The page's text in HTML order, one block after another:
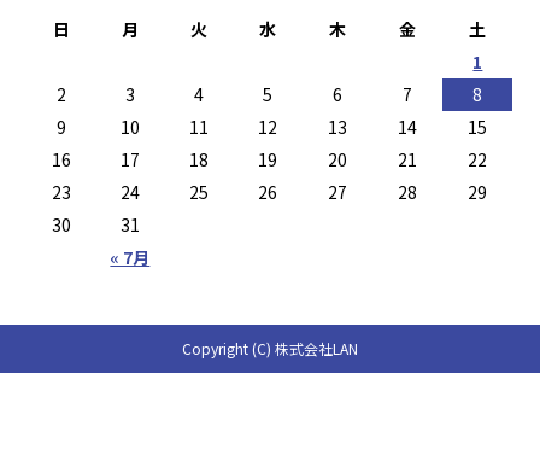
日
月 火 水 木 金 土
« 7月
1
2
3 4 5 6 7
8
9
10 11 12 13 14
15
16
17 18 19 20 21
22
23
24 25 26 27 28
29
30
31
Copyright (C) 株式会社LAN